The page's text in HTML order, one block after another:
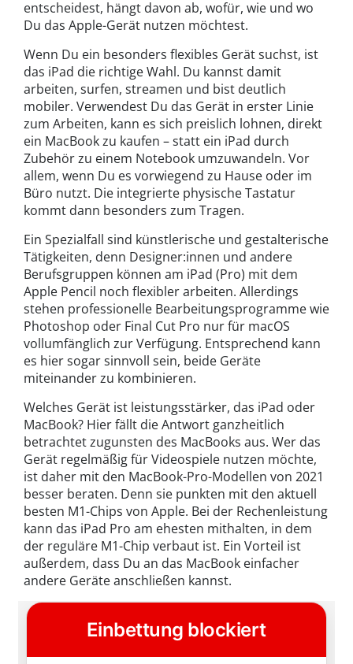
entscheidest, hängt davon ab, wofür, wie und wo
Du das Apple-Gerät nutzen möchtest.
Wenn Du ein besonders flexibles Gerät suchst, ist
das iPad die richtige Wahl. Du kannst damit
arbeiten, surfen, streamen und bist deutlich
mobiler. Verwendest Du das Gerät in erster Linie
zum Arbeiten, kann es sich preislich lohnen, direkt
ein MacBook zu kaufen – statt ein iPad durch
Zubehör zu einem Notebook umzuwandeln. Vor
allem, wenn Du es vorwiegend zu Hause oder im
Büro nutzt. Die integrierte physische Tastatur
kommt dann besonders zum Tragen.
Ein Spezialfall sind künstlerische und gestalterische
Tätigkeiten, denn Designer:innen und andere
Berufsgruppen können am iPad (Pro) mit dem
Apple Pencil noch flexibler arbeiten. Allerdings
stehen professionelle Bearbeitungsprogramme wie
Photoshop oder Final Cut Pro nur für macOS
vollumfänglich zur Verfügung. Entsprechend kann
es hier sogar sinnvoll sein, beide Geräte
miteinander zu kombinieren.
Welches Gerät ist leistungsstärker, das iPad oder
MacBook? Hier fällt die Antwort ganzheitlich
betrachtet zugunsten des MacBooks aus. Wer das
Gerät regelmäßig für Videospiele nutzen möchte,
ist daher mit den MacBook-Pro-Modellen von 2021
besser beraten. Denn sie punkten mit den aktuell
besten M1-Chips von Apple. Bei der Rechenleistung
kann das iPad Pro am ehesten mithalten, in dem
der reguläre M1-Chip verbaut ist. Ein Vorteil ist
außerdem, dass Du an das MacBook einfacher
andere Geräte anschließen kannst.